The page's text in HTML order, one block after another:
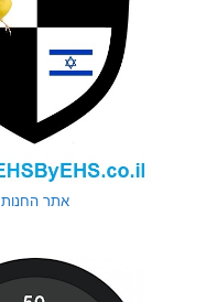
אתר החנות